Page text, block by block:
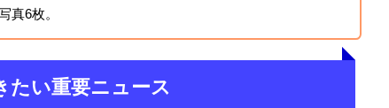
真6枚。
たい重要ニュース